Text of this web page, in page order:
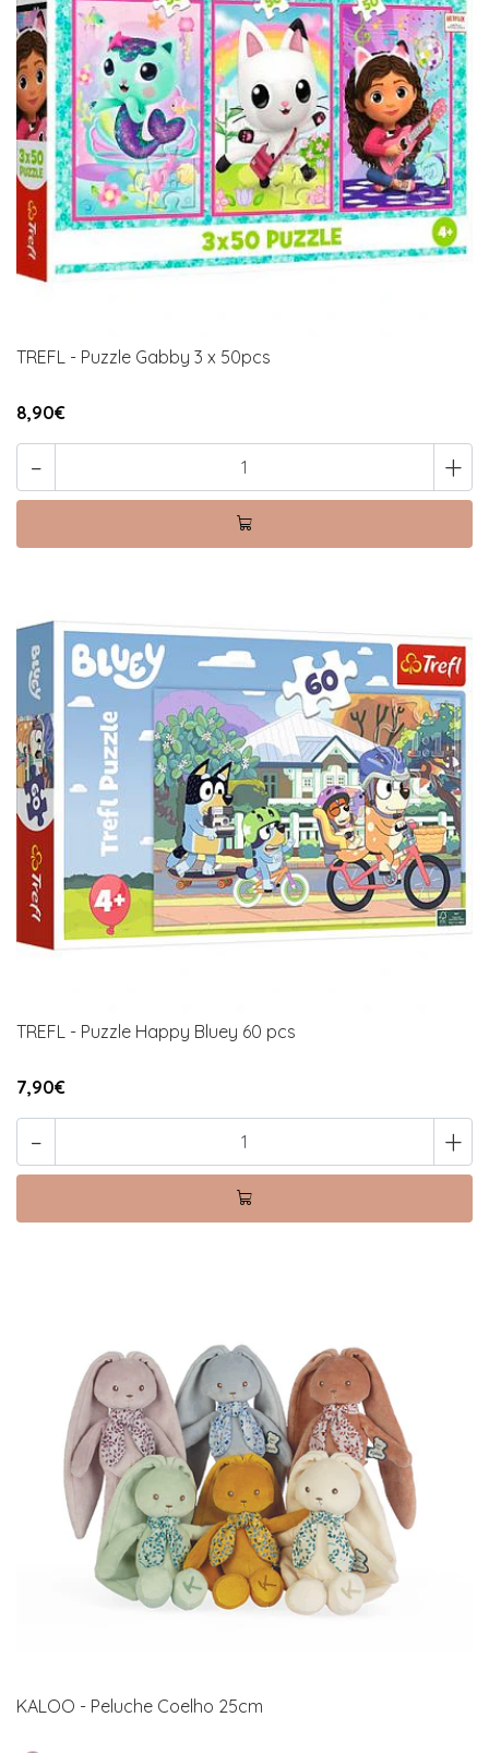
TREFL - Puzzle Gabby 3 x 50pcs
8,90€
- +
TREFL - Puzzle Happy Bluey 60 pcs
7,90€
- +
KALOO - Peluche Coelho 25cm